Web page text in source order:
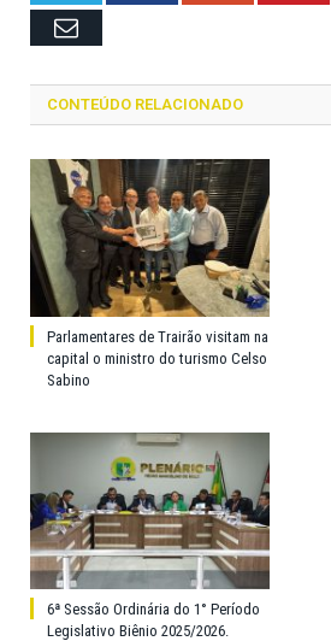
Email
CONTEÚDO RELACIONADO
Parlamentares de Trairão visitam na
capital o ministro do turismo Celso
Sabino
6ª Sessão Ordinária do 1° Período
Legislativo Biênio 2025/2026.